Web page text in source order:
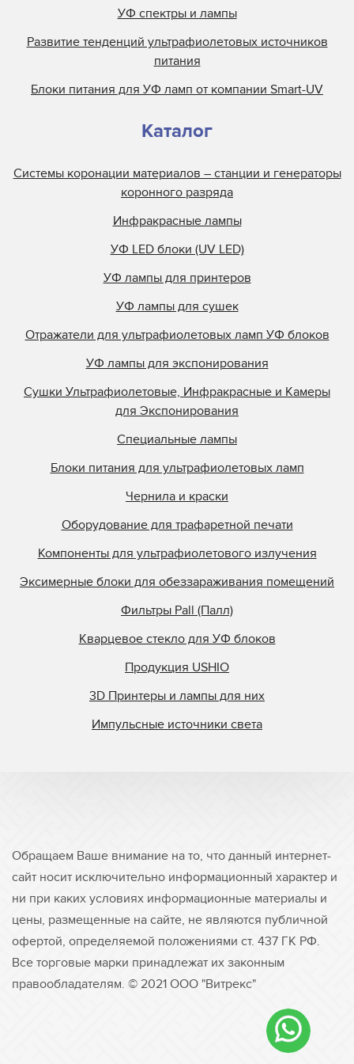
УФ спектры и лампы
Развитие тенденций ультрафиолетовых источников
питания
Блоки питания для УФ ламп от компании Smart-UV
Каталог
Системы коронации материалов – станции и генераторы
коронного разряда
Инфракрасные лампы
УФ LED блоки (UV LED)
УФ лампы для принтеров
УФ лампы для сушек
Отражатели для ультрафиолетовых ламп УФ блоков
УФ лампы для экспонирования
Сушки Ультрафиолетовые, Инфракрасные и Камеры
для Экспонирования
Специальные лампы
Блоки питания для ультрафиолетовых ламп
Чернила и краски
Оборудование для трафаретной печати
Компоненты для ультрафиолетового излучения
Эксимерные блоки для обеззараживания помещений
Фильтры Pall (Палл)
Кварцевое стекло для УФ блоков
Продукция USHIO
3D Принтеры и лампы для них
Импульсные источники света
Обращаем Ваше внимание на то, что данный интернет-
сайт носит исключительно информационный характер и
ни при каких условиях информационные материалы и
цены, размещенные на сайте, не являются публичной
офертой, определяемой положениями ст. 437 ГК РФ.
Все торговые марки принадлежат их законным
правообладателям. © 2021 ООО "Витрекс"